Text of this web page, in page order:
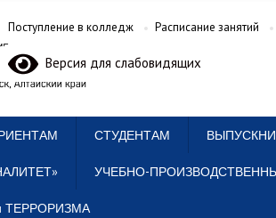
Поступление в колледж Расписание занятий
Версия для слабовидящих
СТУДЕНТАМ
УЧЕБНО-
ТЕРРОРИЗМА